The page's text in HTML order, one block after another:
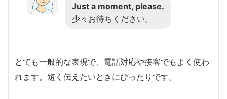
Just a moment, please.
少々お待ちください。
とても一般的な表現で、電話対応や接客でもよく使わ
れます。短く伝えたいときにぴったりです。